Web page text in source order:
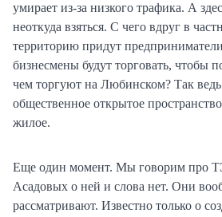
умирает из-за низкого трафика. А
неоткуда взяться. С чего вдруг в
территорию придут
бизнесмены будут торговать, чтобы
чем торгуют на Любинском? Так
общественное открытое
жилое.
Еще один момент. Мы говорим про
Асадовых о ней и слова нет. Они
рассматривают. Известно только о